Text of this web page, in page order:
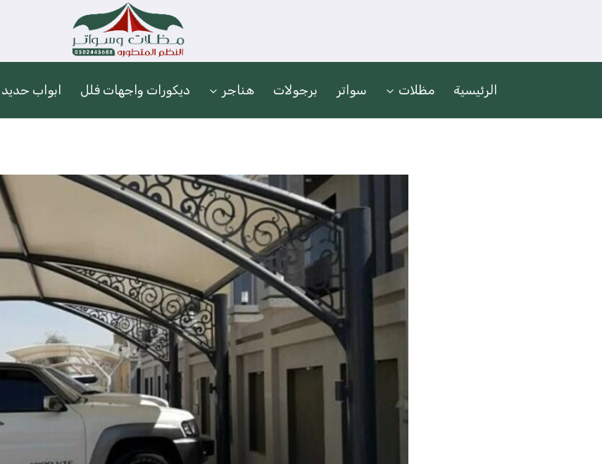
الرئيسية مظلات سواتر برجولات هناجر ديكورات واجهات فلل ابواب حديد